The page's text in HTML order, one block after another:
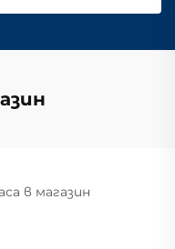
в магазин